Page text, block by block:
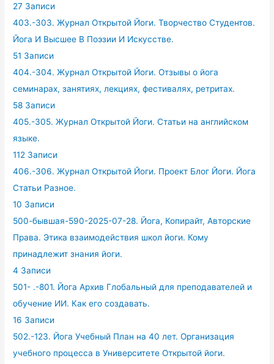
27 Записи
403.-303. Журнал Открытой Йоги. Творчество Студентов.
Йога И Высшее В Поэзии И Искусстве.
51 Записи
404.-304. Журнал Открытой Йоги. Отзывы о йога
семинарах, занятиях, лекциях, фестивалях, ретритах.
58 Записи
405.-305. Журнал Открытой Йоги. Статьи на английском
языке.
112 Записи
406.-306. Журнал Открытой Йоги. Проект Блог Йоги. Йога
Статьи Разное.
10 Записи
500-бывшая-590-2025-07-28. Йога, Копирайт, Авторские
Права. Этика взаимодействия школ йоги. Кому
принадлежит знания йоги.
4 Записи
501- .-801. Йога Архив Глобальный для преподавателей и
обучение ИИ. Как его создавать.
16 Записи
502.-123. Йога Учебный План на 40 лет. Организация
учебного процесса в Университете Открытой йоги.